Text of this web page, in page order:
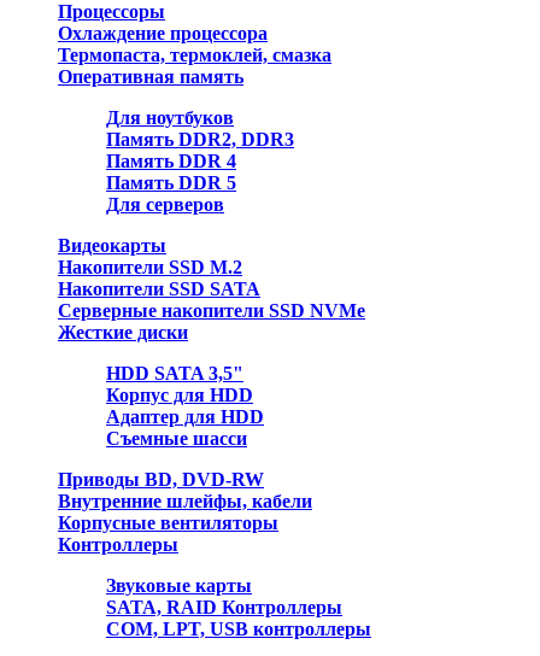
Процессоры
Охлаждение процессора
Термопаста, термоклей, смазка
Оперативная память
Для ноутбуков
Память DDR2, DDR3
Память DDR 4
Память DDR 5
Для серверов
Видеокарты
Накопители SSD M.2
Накопители SSD SATA
Серверные накопители SSD NVMe
Жесткие диски
HDD SATA 3,5"
Корпус для HDD
Адаптер для HDD
Съемные шасси
Приводы BD, DVD-RW
Внутренние шлейфы, кабели
Корпусные вентиляторы
Контроллеры
Звуковые карты
SATA, RAID Контроллеры
COM, LPT, USB контроллеры